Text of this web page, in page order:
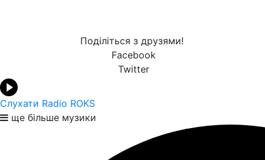
Поділіться з друзями!
Facebook
Twitter
Слухати Radio ROKS
ще більше музики